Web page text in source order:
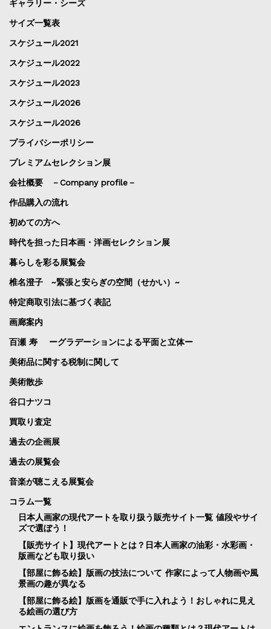
ギャラリー・シーズ
サイズ一覧表
スケジュール2021
スケジュール2022
スケジュール2023
スケジュール2026
スケジュール2026
プライバシーポリシー
プレミアムセレクション展
会社概要 －Company profile－
作品購入の流れ
初めての方へ
時代を担った日本画・洋画セレクション展
暮らしを彩る展覧会
椎名澄子 ~緊張と安らぎの空間（せかい）~
特定商取引法に基づく表記
画廊案内
百瀬 寿 ーグラデーションによる平面と立体ー
美術品に関する税制に関して
美術散歩
谷口ナツコ
買取り査定
過去の企画展
過去の展覧会
音楽が聴こえる展覧会
コラム一覧
日本人画家の現代アートを取り扱う販売サイト一覧 値段やサイ
ズで選ぼう！
【販売サイト】現代アートとは？日本人画家の油彩・水彩画・
版画なども取り扱い
【部屋に飾る絵】版画の技法について 作家によって人物画や風
景画の趣が異なる
【部屋に飾る絵】版画を通販で手に入れよう！おしゃれに見え
る絵画の選び方